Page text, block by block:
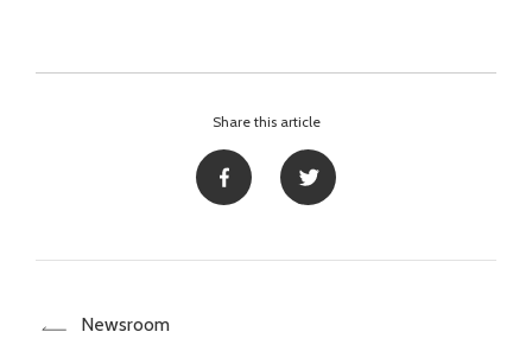
Share this article
Newsroom